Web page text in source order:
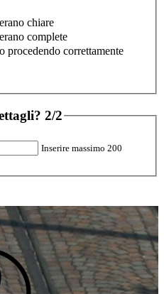
chiare
complete
procedendo correttamente
2/2
Inserire massimo 200